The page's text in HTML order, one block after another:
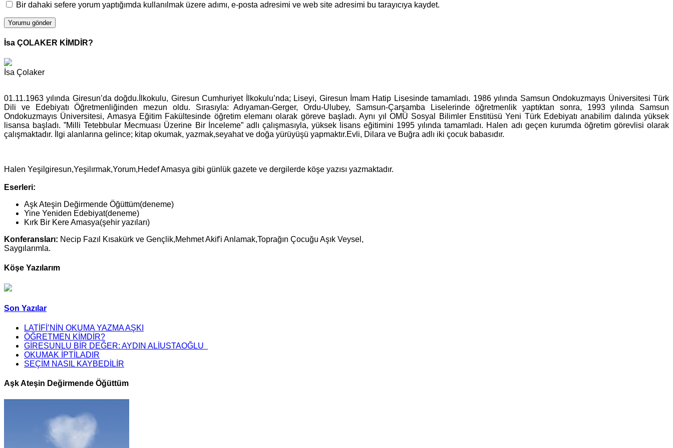
Bir dahaki sefere yorum yaptığımda kullanılmak üzere adımı, e-posta adresimi ve web site adresimi bu tarayıcıya kaydet.
İsa ÇOLAKER KİMDİR?
İsa Çolaker
01.11.1963 yılında Giresun’da doğdu.İlkokulu, Giresun Cumhuriyet İlkokulu’nda; Liseyi, Giresun İmam Hatip Lisesinde tamamladı. 1986 yılında Samsun Ondokuzmayıs Üniversitesi Türk
Dili ve Edebiyatı Öğretmenliğinden mezun oldu. Sırasıyla: Adıyaman-Gerger, Ordu-Ulubey, Samsun-Çarşamba Liselerinde öğretmenlik yaptıktan sonra, 1993 yılında Samsun
Ondokuzmayıs Üniversitesi, Amasya Eğitim Fakültesinde öğretim elemanı olarak göreve başladı. Aynı yıl OMÜ Sosyal Bilimler Enstitüsü Yeni Türk Edebiyatı anabilim dalında yüksek
lisansa başladı. ”Milli Tetebbular Mecmuası Üzerine Bir İnceleme” adlı çalışmasıyla, yüksek lisans eğitimini 1995 yılında tamamladı. Halen adı geçen kurumda öğretim görevlisi olarak
çalışmaktadır. İlgi alanlarına gelince; kitap okumak, yazmak,seyahat ve doğa yürüyüşü yapmaktır.Evli, Dilara ve Buğra adlı iki çocuk babasıdır.
Halen Yeşilgiresun,Yeşilırmak,Yorum,Hedef Amasya gibi günlük gazete ve dergilerde köşe yazısı yazmaktadır.
Eserleri:
Aşk Ateşin Değirmende Öğüttüm(deneme)
Yine Yeniden Edebiyat(deneme)
Kırk Bir Kere Amasya(şehir yazıları)
Konferansları: Necip Fazıl Kısakürk ve Gençlik,Mehmet Akif'i Anlamak,Toprağın Çocuğu Aşık Veysel,
Saygılarımla.
Köşe Yazılarım
Son Yazılar
LATİFİ’NİN OKUMA YAZMA AŞKI
ÖĞRETMEN KİMDİR?
GİRESUNLU BİR DEĞER: AYDIN ALİUSTAOĞLU
OKUMAK İPTİLADIR
SEÇİM NASIL KAYBEDİLİR
Aşk Ateşin Değirmende Öğüttüm